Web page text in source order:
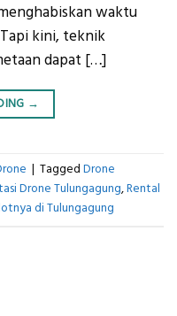
waktu
kini, teknik
dapat […]
→
| Tagged Drone
Drone Tulungagung,Rental
di Tulungagung